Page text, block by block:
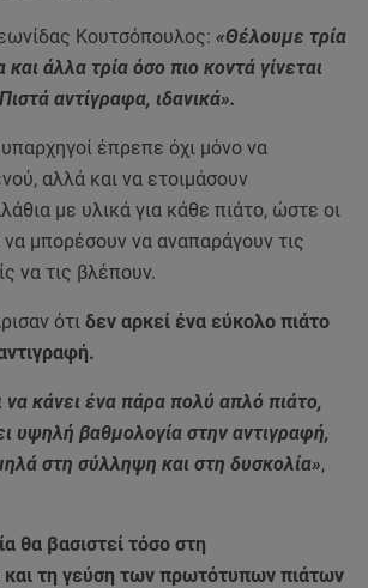
Κουτσόπουλος: «Θέλουμε τρία
άλλα τρία όσο πιο κοντά γίνεται
αντίγραφα, ιδανικά».
υπαρχηγοί έπρεπε όχι μόνο να
αλλά και να ετοιμάσουν
με υλικά για κάθε πιάτο, ώστε οι
μπορέσουν να αναπαράγουν τις
να τις βλέπουν.
ότι δεν αρκεί ένα εύκολο πιάτο
να κάνει ένα πάρα πολύ απλό πιάτο,
υψηλή βαθμολογία στην αντιγραφή,
στη σύλληψη και στη δυσκολία»,
θα βασιστεί τόσο στη
και τη γεύση των πρωτότυπων πιάτων